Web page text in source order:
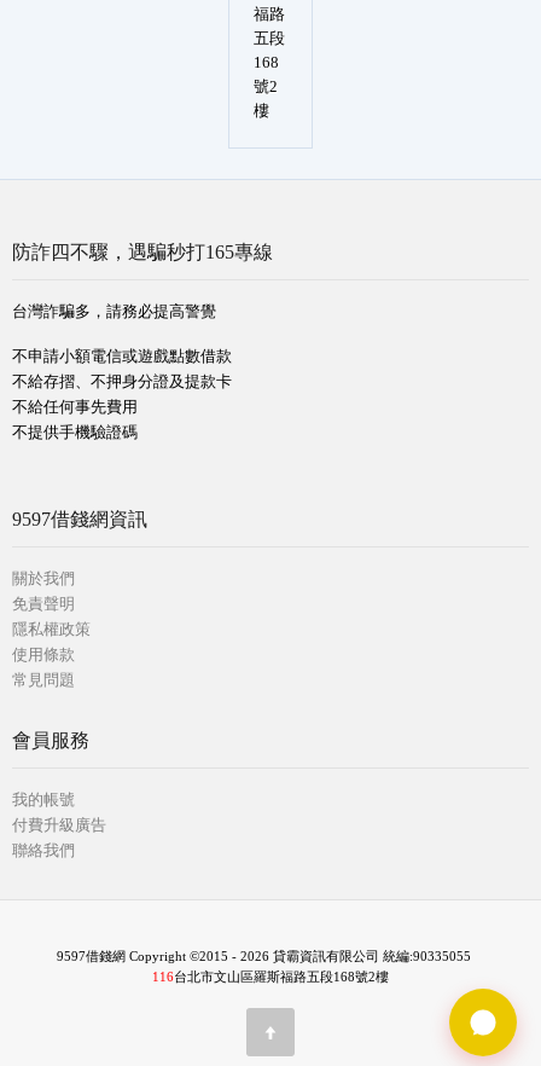
福路
五段
168
號2
樓
防詐四不驟，遇騙秒打165專線
台灣詐騙多，請務必提高警覺
不申請小額電信或遊戲點數借款
不給存摺、不押身分證及提款卡
不給任何事先費用
不提供手機驗證碼
9597借錢網資訊
關於我們
免責聲明
隱私權政策
使用條款
常見問題
會員服務
我的帳號
付費升級廣告
聯絡我們
9597借錢網 Copyright ©2015 - 2026 貸霸資訊有限公司 統編:90335055
116台北市文山區羅斯福路五段168號2樓